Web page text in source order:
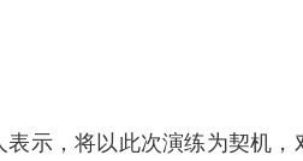
，将以此次演练为契机，